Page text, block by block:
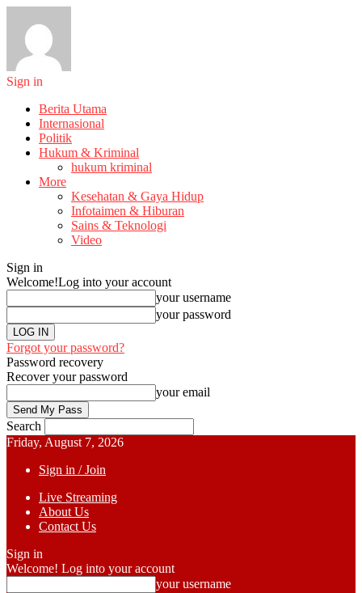
Sign in
Berita Utama
Internasional
Politik
Hukum & Kriminal
hukum kriminal
More
Kesehatan & Gaya Hidup
Infotaimen & Hiburan
Sains & Teknologi
Video
Sign in
Welcome!Log into your account
your username
your password
Forgot your password?
Password recovery
Recover your password
your email
Search
Friday, August 7, 2026
Sign in / Join
Live Streaming
About Us
Contact Us
Sign in
Welcome! Log into your account
your username